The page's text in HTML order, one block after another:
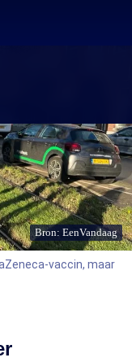
Bron: EenVandaag
vaccin, maar